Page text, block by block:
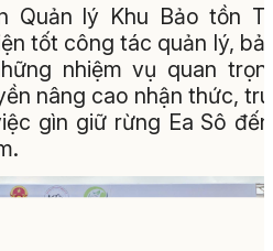
Quản lý Khu Bảo tồn
tốt công tác quản lý,
nhiệm vụ quan
nâng cao nhận thức,
gìn giữ rừng Ea Sô